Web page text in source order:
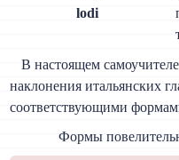
lodi
В настоящем
наклонения итальянских
соответствующими
Формы